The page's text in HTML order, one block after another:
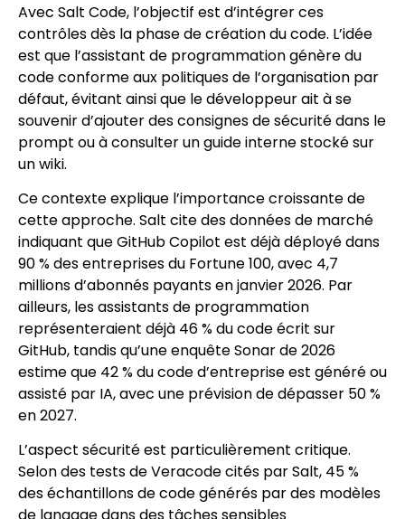
Avec Salt Code, l’objectif est d’intégrer ces
contrôles dès la phase de création du code. L’idée
est que l’assistant de programmation génère du
code conforme aux politiques de l’organisation par
défaut, évitant ainsi que le développeur ait à se
souvenir d’ajouter des consignes de sécurité dans le
prompt ou à consulter un guide interne stocké sur
un wiki.
Ce contexte explique l’importance croissante de
cette approche. Salt cite des données de marché
indiquant que GitHub Copilot est déjà déployé dans
90 % des entreprises du Fortune 100, avec 4,7
millions d’abonnés payants en janvier 2026. Par
ailleurs, les assistants de programmation
représenteraient déjà 46 % du code écrit sur
GitHub, tandis qu’une enquête Sonar de 2026
estime que 42 % du code d’entreprise est généré ou
assisté par IA, avec une prévision de dépasser 50 %
en 2027.
L’aspect sécurité est particulièrement critique.
Selon des tests de Veracode cités par Salt, 45 %
des échantillons de code générés par des modèles